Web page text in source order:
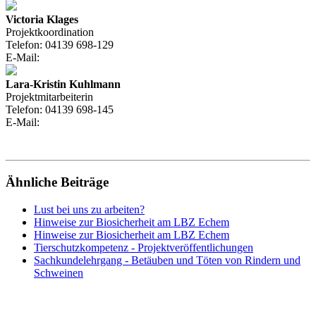
Victoria Klages
Projektkoordination
Telefon: 04139 698-129
E-Mail:
Lara-Kristin Kuhlmann
Projektmitarbeiterin
Telefon: 04139 698-145
E-Mail:
Ähnliche Beiträge
Lust bei uns zu arbeiten?
Hinweise zur Biosicherheit am LBZ Echem
Hinweise zur Biosicherheit am LBZ Echem
Tierschutzkompetenz - Projektveröffentlichungen
Sachkundelehrgang - Betäuben und Töten von Rindern und
Schweinen